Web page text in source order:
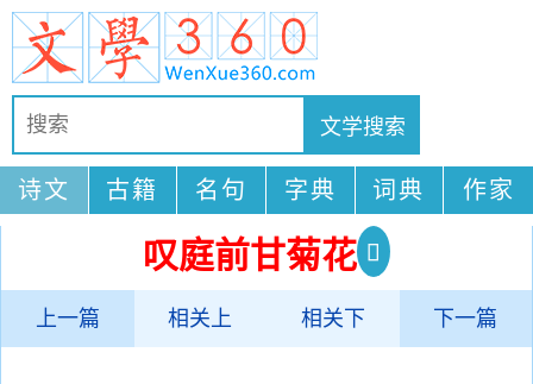
诗文 古籍 名句 字典 词典 作家
叹庭前甘菊花
上一篇 相关上 相关下 下一篇